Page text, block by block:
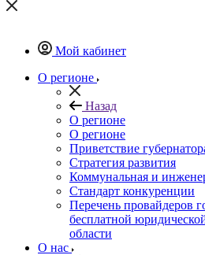
Мой кабинет
О регионе
Назад
О регионе
О регионе
Приветствие
Стратегия развития
Коммунальная и
Стандарт конкуренции
Перечень провайдеров
бесплатной
области
О нас